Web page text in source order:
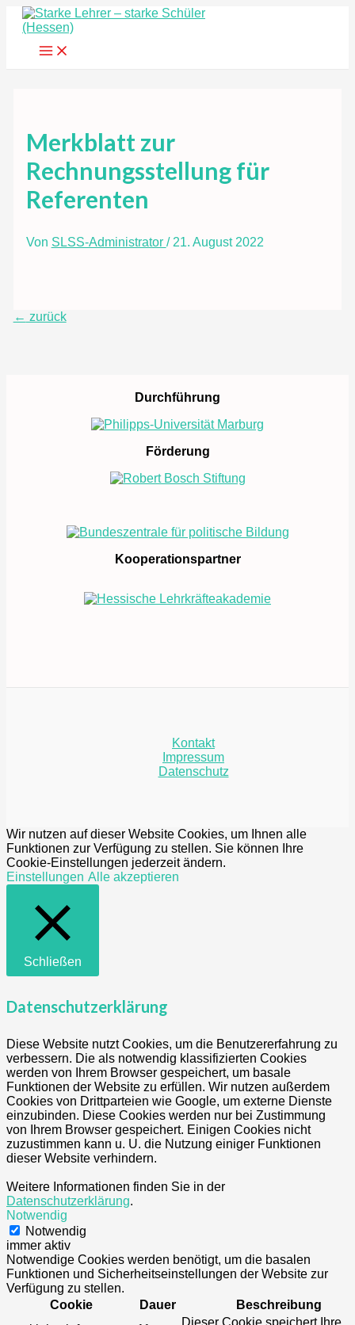
Zum
Inhalt
Main
Merkblatt zur
Rechnungsstellung für
Referenten
Von SLSS-Administrator / 21. August 2022
Beitragsnavigation
← zurück
Durchführung
Förderung
Kooperationspartner
Kontakt
Impressum
Datenschutz
Wir nutzen auf dieser Website Cookies, um Ihnen alle
Funktionen zur Verfügung zu stellen. Sie können Ihre
Cookie-Einstellungen jederzeit ändern.
Einstellungen Alle akzeptieren
Schließen
Datenschutzerklärung
Diese Website nutzt Cookies, um die Benutzererfahrung zu
verbessern. Die als notwendig klassifizierten Cookies
werden von Ihrem Browser gespeichert, um basale
Funktionen der Website zu erfüllen. Wir nutzen außerdem
Cookies von Drittparteien wie Google, um externe Dienste
einzubinden. Diese Cookies werden nur bei Zustimmung
von Ihrem Browser gespeichert. Einigen Cookies nicht
zuzustimmen kann u. U. die Nutzung einiger Funktionen
dieser Website verhindern.
Weitere Informationen finden Sie in der
Datenschutzerklärung.
Notwendig
Notwendig
immer aktiv
Notwendige Cookies werden benötigt, um die basalen
Funktionen und Sicherheitseinstellungen der Website zur
Verfügung zu stellen.
Cookie
Dauer
Beschreibung
Dieser Cookie speichert Ihre